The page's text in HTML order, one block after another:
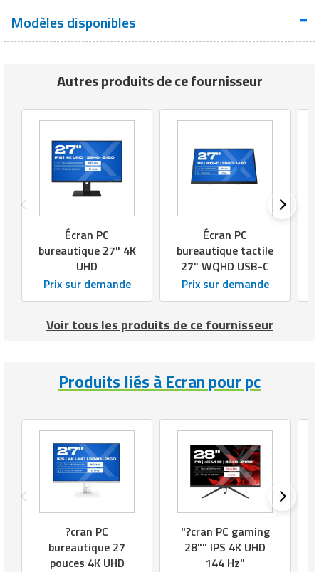
Modèles disponibles
Autres produits de ce fournisseur
Écran PC
bureautique 27" 4K
UHD
Prix sur demande
Écran PC
bureautique tactile
27" WQHD USB-C
Prix sur demande
Voir tous les produits de ce fournisseur
Produits liés à Ecran pour pc
?cran PC
bureautique 27
pouces 4K UHD
"?cran PC gaming
28"" IPS 4K UHD
144 Hz"